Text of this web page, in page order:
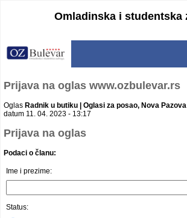
Omladinska i studentska
Usluge
Kontakt
Prijava na oglas www.ozbulevar.rs
Oglas Radnik u butiku | Oglasi za posao, Nova Pazova
datum 11. 04. 2023 - 13:17
Prijava na oglas
Podaci o članu:
Ime i prezime:
Status: